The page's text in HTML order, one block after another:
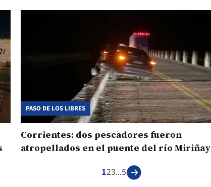
PASO DE LOS LIBRES
Corrientes: dos pescadores fueron
atropellados en el puente del río Miriñay
123...5